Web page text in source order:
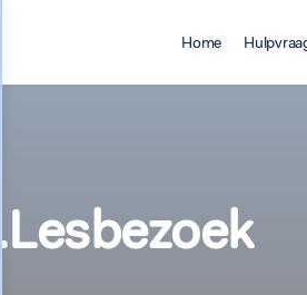
Home
1.Lesbezoek